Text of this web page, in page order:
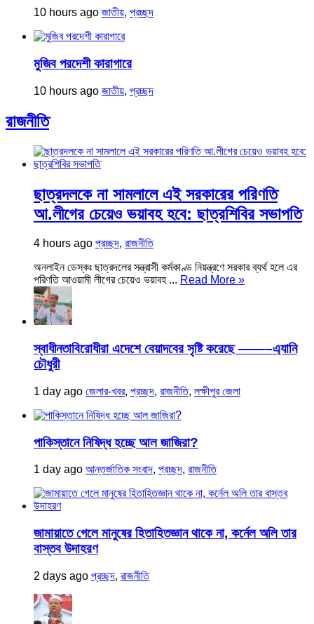
10 hours ago জাতীয়, প্রচ্ছদ
মুজিব পরদেশী কারাগারে
10 hours ago জাতীয়, প্রচ্ছদ
রাজনীতি
ছাত্রদলকে না সামলালে এই সরকারের পরিণতি
আ.লীগের চেয়েও ভয়াবহ হবে: ছাত্রশিবির সভাপতি
4 hours ago প্রচ্ছদ, রাজনীতি
অনলাইন ডেস্কঃ ছাত্রদলের সন্ত্রাসী কর্মকাণ্ড নিয়ন্ত্রণে সরকার ব্যর্থ হলে এর
পরিণতি আওয়ামী লীগের চেয়েও ভয়াবহ ... Read More »
স্বাধীনতাবিরোধীরা এদেশে বেয়াদবের সৃষ্টি করেছে ——–এ্যানি
চৌধুরী
1 day ago জেলার-খবর, প্রচ্ছদ, রাজনীতি, লক্ষীপুর জেলা
পাকিস্তানে নিষিদ্ধ হচ্ছে আল জাজিরা?
1 day ago আন্তর্জাতিক সংবাদ, প্রচ্ছদ, রাজনীতি
জামায়াতে গেলে মানুষের হিতাহিতজ্ঞান থাকে না, কর্নেল অলি তার
বাস্তব উদাহরণ
2 days ago প্রচ্ছদ, রাজনীতি